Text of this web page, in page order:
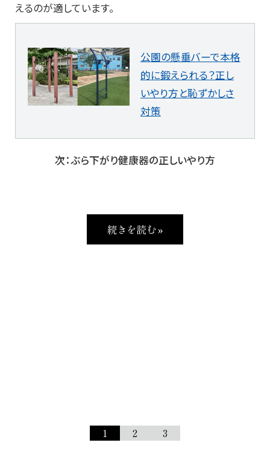
えるのが適しています。
公園の懸垂バーで本格
的に鍛えられる？正し
いやり方と恥ずかしさ
対策
次：ぶら下がり健康器の正しいやり方
続きを読む »
1 2 3